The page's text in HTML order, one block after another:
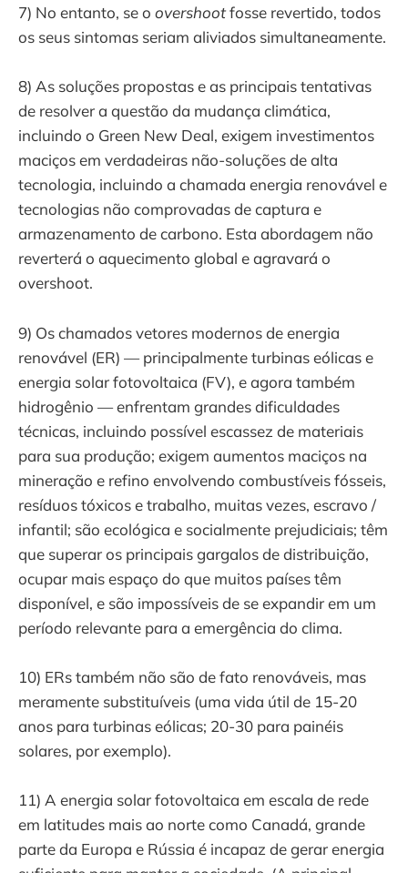
7) No entanto, se o overshootfosse revertido, todos
os seus sintomas seriam aliviados simultaneamente.
8) As soluções propostas e as principais tentativas
de resolver a questão da mudança climática,
incluindo o Green New Deal, exigem investimentos
maciços em verdadeiras não-soluções de alta
tecnologia, incluindo a chamada energia renovável e
tecnologias não comprovadas de captura e
armazenamento de carbono. Esta abordagem não
reverterá o aquecimento global e agravará o
overshoot.
9) Os chamados vetores modernos de energia
renovável (ER) — principalmente turbinas eólicas e
energia solar fotovoltaica (FV), e agora também
hidrogênio — enfrentam grandes dificuldades
técnicas, incluindo possível escassez de materiais
para sua produção; exigem aumentos maciços na
mineração e refino envolvendo combustíveis fósseis,
resíduos tóxicos e trabalho, muitas vezes, escravo /
infantil; são ecológica e socialmente prejudiciais; têm
que superar os principais gargalos de distribuição,
ocupar mais espaço do que muitos países têm
disponível, e são impossíveis de se expandir em um
período relevante para a emergência do clima.
10) ERs também não são de fato renováveis, mas
meramente substituíveis (uma vida útil de 15-20
anos para turbinas eólicas; 20-30 para painéis
solares, por exemplo).
11) A energia solar fotovoltaica em escala de rede
em latitudes mais ao norte como Canadá, grande
parte da Europa e Rússia é incapaz de gerar energia